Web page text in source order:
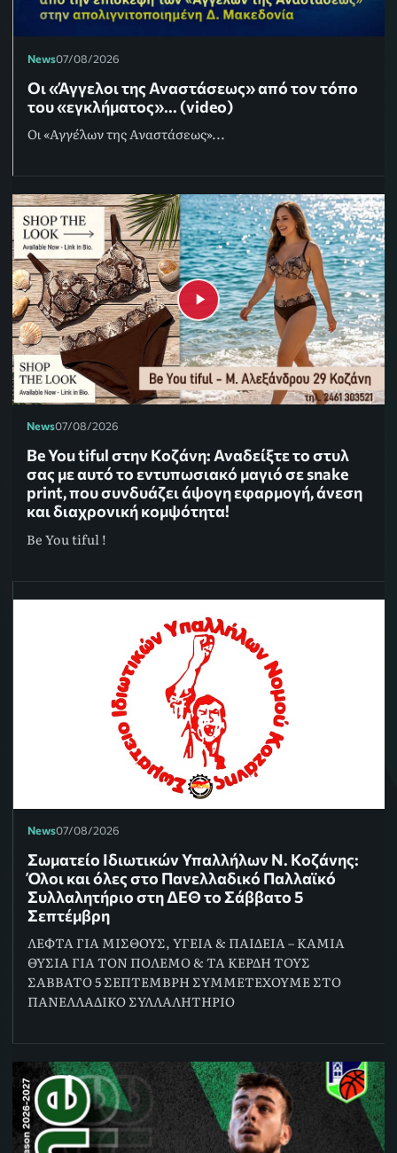
News07/08/2026
Οι «Άγγελοι της Αναστάσεως» από τον τόπο
του «εγκλήματος»... (video)
Οι «Αγγέλων της Αναστάσεως»...
News07/08/2026
Be You tiful στην Κοζάνη: Αναδείξτε το στυλ
σας με αυτό το εντυπωσιακό μαγιό σε snake
print, που συνδυάζει άψογη εφαρμογή, άνεση
και διαχρονική κομψότητα!
Be You tiful !
News07/08/2026
Σωματείο Ιδιωτικών Υπαλλήλων Ν. Κοζάνης:
Όλοι και όλες στο Πανελλαδικό Παλλαϊκό
Συλλαλητήριο στη ΔΕΘ το Σάββατο 5
Σεπτέμβρη
ΛΕΦΤΑ ΓΙΑ ΜΙΣΘΟΥΣ, ΥΓΕΙΑ & ΠΑΙΔΕΙΑ – ΚΑΜΙΑ
ΘΥΣΙΑ ΓΙΑ ΤΟΝ ΠΟΛΕΜΟ & ΤΑ ΚΕΡΔΗ ΤΟΥΣ
ΣΑΒΒΑΤΟ 5 ΣΕΠΤΕΜΒΡΗ ΣΥΜΜΕΤΕΧΟΥΜΕ ΣΤΟ
ΠΑΝΕΛΛΑΔΙΚΟ ΣΥΛΛΑΛΗΤΗΡΙΟ